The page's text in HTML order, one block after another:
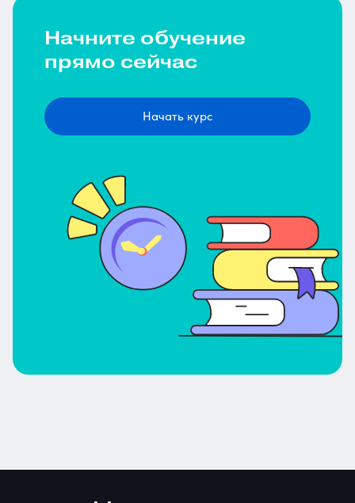
Начните обучение
прямо сейчас
Начать курс